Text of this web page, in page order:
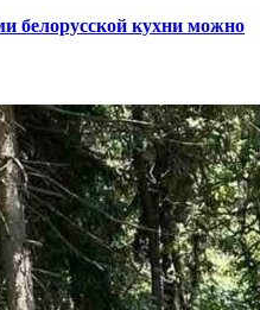
белорусской кухни можно